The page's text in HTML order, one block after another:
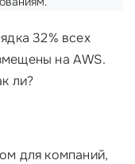
32% всех
на AWS.
ли?
для компаний,